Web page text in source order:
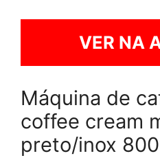
VER NA
Máquina de
coffee cream
preto/inox